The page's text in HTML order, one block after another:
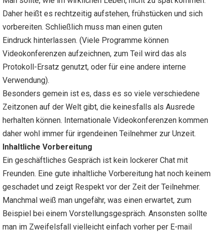
Daher heißt es rechtzeitig aufstehen, frühstücken und sich
vorbereiten. Schließlich muss man einen guten
Eindruck hinterlassen. (Viele Programme können
Videokonferenzen aufzeichnen, zum Teil wird das als
Protokoll-Ersatz genutzt, oder für eine andere interne
Verwendung).
Besonders gemein ist es, dass es so viele verschiedene
Zeitzonen auf der Welt gibt, die keinesfalls als Ausrede
herhalten können. Internationale Videokonferenzen kommen
daher wohl immer für irgendeinen Teilnehmer zur Unzeit.
Inhaltliche Vorbereitung
Ein geschäftliches Gespräch ist kein lockerer Chat mit
Freunden. Eine gute inhaltliche Vorbereitung hat noch keinem
geschadet und zeigt Respekt vor der Zeit der Teilnehmer.
Manchmal weiß man ungefähr, was einen erwartet, zum
Beispiel bei einem Vorstellungsgespräch. Ansonsten sollte
man im Zweifelsfall vielleicht einfach vorher per E-mail